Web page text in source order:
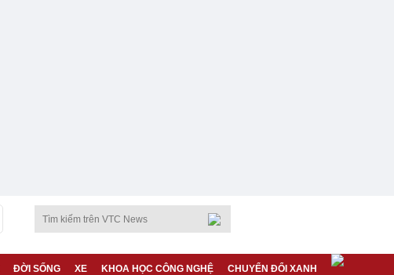
ĐỜI SỐNG XE KHOA HỌC CÔNG NGHỆ CHUYỂN ĐỔI XANH